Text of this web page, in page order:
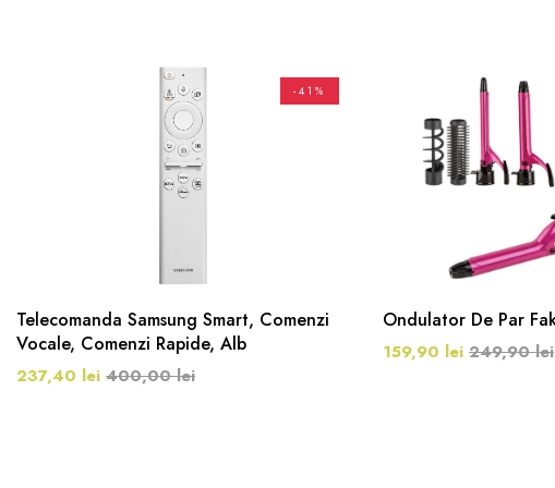
-41%
Telecomanda Samsung Smart, Comenzi
Vocale, Comenzi Rapide, Alb
237,40 lei 400,00 lei
Ondulator De Par
159,90 lei 249,90 lei